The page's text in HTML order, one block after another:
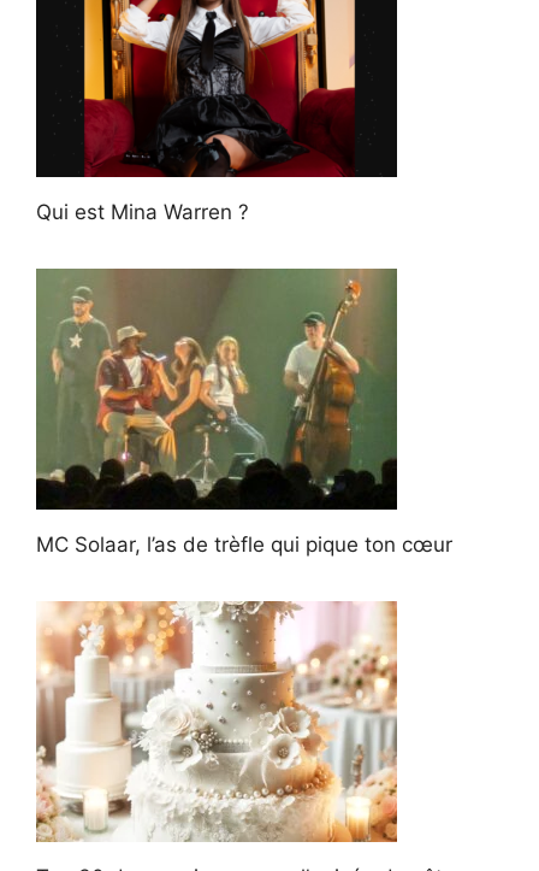
Qui est Mina Warren ?
MC Solaar, l’as de trèfle qui pique ton cœur